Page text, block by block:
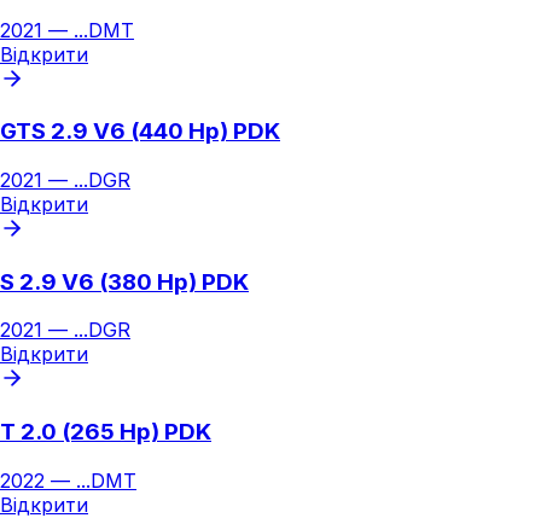
2021 — ...DMT
Відкрити
GTS 2.9 V6 (440 Hp) PDK
2021 — ...DGR
Відкрити
S 2.9 V6 (380 Hp) PDK
2021 — ...DGR
Відкрити
T 2.0 (265 Hp) PDK
2022 — ...DMT
Відкрити